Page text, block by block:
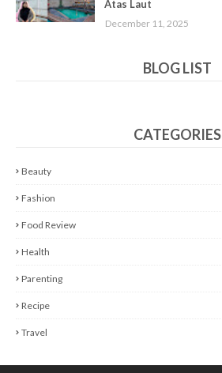
Atas Laut
December 11, 2025
BLOG LIST
CATEGORIES
Beauty
Fashion
Food Review
Health
Parenting
Recipe
Travel